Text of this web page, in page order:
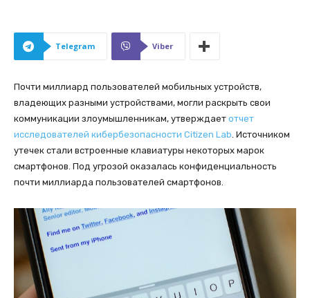
Telegram Viber
Почти миллиард пользователей мобильных устройств,
владеющих разными устройствами, могли раскрыть свои
коммуникации злоумышленникам, утверждает отчет
исследователей кибербезопасности Citizen Lab. Источником
утечек стали встроенные клавиатуры некоторых марок
смартфонов. Под угрозой оказалась конфиденциальность
почти миллиарда пользователей смартфонов.